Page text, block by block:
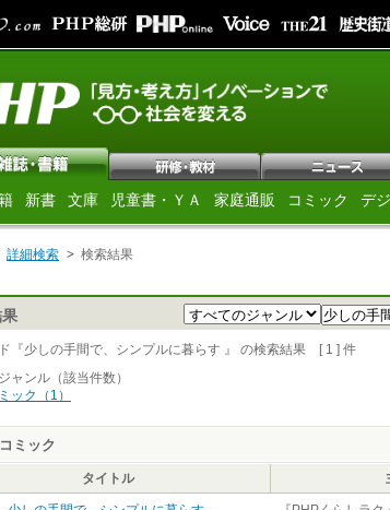
新書 文庫 児童書・ＹＡ 家庭通販 コミック デ
詳細検索
検索結果
『少しの手間で、シンプルに暮らす 』 の検索結果 [ 1 ] 件
ャンル（該当件数）
ック（1）
ミック
タイトル